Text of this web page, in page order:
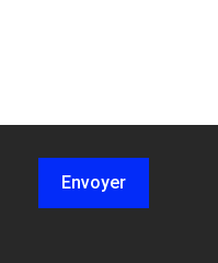
Envoyer